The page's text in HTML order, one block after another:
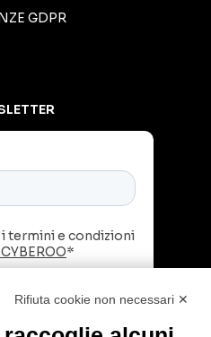
GDPR
Rifiuta cookie non necessari ✕